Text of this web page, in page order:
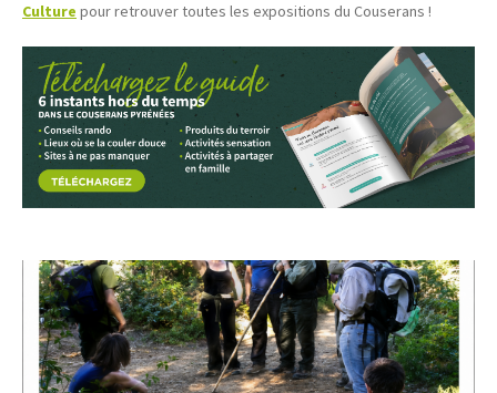
Culture pour retrouver toutes les expositions du Couserans !